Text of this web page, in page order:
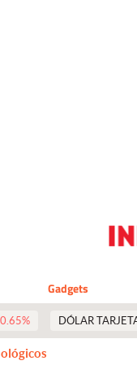
Gadgets
% DÓLAR